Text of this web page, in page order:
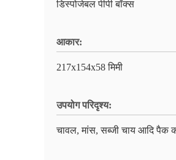
डिस्पोजेबल पीपी बॉक्स
आकार:
217x154x58 मिमी
उपयोग परिदृश्य:
चावल, मांस, सब्जी चाय आदि पैक